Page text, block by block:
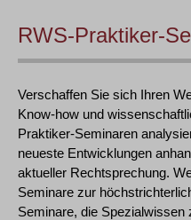
RWS-Praktiker-
Verschaffen Sie sich Ihren
Know-how und
Praktiker-Seminaren
neueste Entwicklungen
aktueller Rechtsprechung.
Seminare zur
Seminare, die